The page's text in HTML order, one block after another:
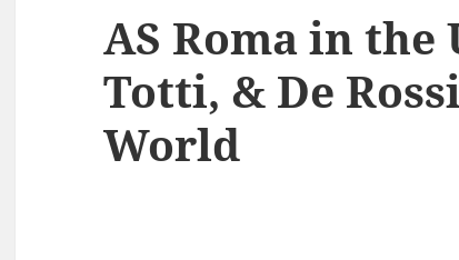
AS Roma in the
Totti, & De
World